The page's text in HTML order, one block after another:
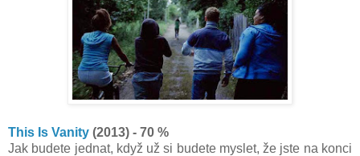
This Is Vanity (2013) - 70 %
Jak budete jednat, když už si budete myslet, že jste na konci